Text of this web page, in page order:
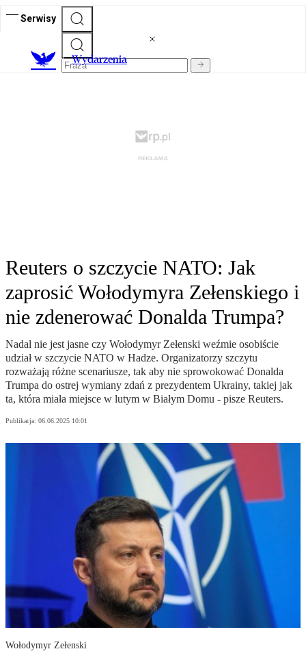
Serwisy
Wydarzenia
Reuters o szczycie NATO: Jak
zaprosić Wołodymyra Zełenskiego i
nie zdenerować Donalda Trumpa?
Nadal nie jest jasne czy Wołodymyr Zełenski weźmie osobiście
udział w szczycie NATO w Hadze. Organizatorzy szczytu
rozważają różne scenariusze, tak aby nie sprowokować Donalda
Trumpa do ostrej wymiany zdań z prezydentem Ukrainy, takiej jak
ta, która miała miejsce w lutym w Białym Domu - pisze Reuters.
Publikacja: 06.06.2025 10:01
Wołodymyr Zełenski